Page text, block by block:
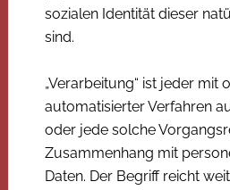
sozialen Identität dieser
sind.
„Verarbeitung“ ist jeder mit
automatisierter Verfahren
oder jede solche
Zusammenhang mit
Daten. Der Begriff reicht